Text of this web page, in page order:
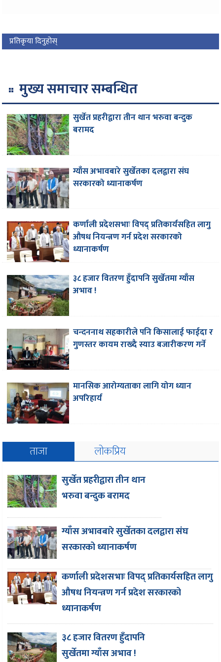
प्रतिकृया दिनुहोस्
मुख्य समाचार सम्बन्धित
सुर्खेत प्रहरीद्वारा तीन थान भरुवा बन्दुक
बरामद
ग्याँस अभावबारे सुर्खेतका दलद्वारा संघ
सरकारको ध्यानाकर्षण
कर्णाली प्रदेशसभाः विपद् प्रतिकार्यसहित लागु
औषध नियन्त्रण गर्न प्रदेश सरकारको
ध्यानाकर्षण
३८ हजार वितरण हुँदापनि सुर्खेतमा ग्याँस
अभाव !
चन्दननाथ सहकारीले पनि किसालाई फाईदा र
गुणस्तर कायम राख्दै स्याउ बजारीकरण गर्ने
मानसिक आरोग्यताका लागि योग ध्यान
अपरिहार्य
ताजा लोकप्रिय
सुर्खेत प्रहरीद्वारा तीन थान
भरुवा बन्दुक बरामद
ग्याँस अभावबारे सुर्खेतका दलद्वारा संघ
सरकारको ध्यानाकर्षण
कर्णाली प्रदेशसभाः विपद् प्रतिकार्यसहित लागु
औषध नियन्त्रण गर्न प्रदेश सरकारको
ध्यानाकर्षण
३८ हजार वितरण हुँदापनि
सुर्खेतमा ग्याँस अभाव !